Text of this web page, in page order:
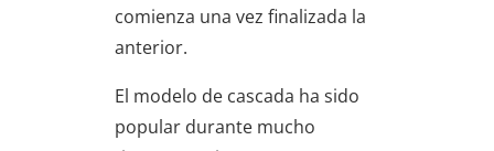
comienza una vez finalizada la
anterior.
El modelo de cascada ha sido
popular durante mucho